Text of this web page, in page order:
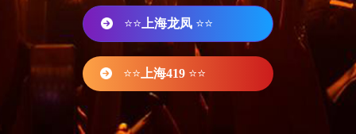
⭐⭐ 上海龙凤 ⭐⭐
⭐⭐ 上海419 ⭐⭐